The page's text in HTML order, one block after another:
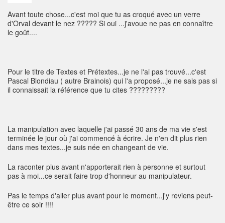
Avant toute chose...c'est moi que tu as croqué avec un verre
d'Orval devant le nez ????? Si oui ...j'avoue ne pas en connaître
le goût....
Pour le titre de Textes et Prétextes...je ne l'ai pas trouvé...c'est
Pascal Blondiau ( autre Brainois) qui l'a proposé...je ne sais pas si
il connaissait la référence que tu cites ?????????
La manipulation avec laquelle j'ai passé 30 ans de ma vie s'est
terminée le jour où j'ai commencé à écrire. Je n'en dit plus rien
dans mes textes...je suis née en changeant de vie.
La raconter plus avant n'apporterait rien à personne et surtout
pas à moi...ce serait faire trop d'honneur au manipulateur.
Pas le temps d'aller plus avant pour le moment...j'y reviens peut-
être ce soir !!!!